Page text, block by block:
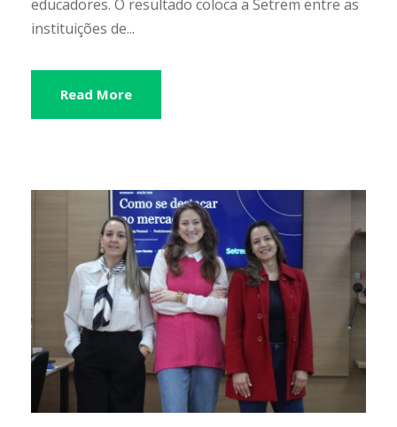
educadores. O resultado coloca a Setrem entre as
instituições de...
Read More